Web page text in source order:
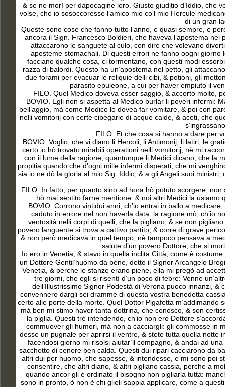
& se ne morì per dapocagine loro. Giusto giuditio d’Iddio, che
volse, che io sosoccoresse l’amico mio co’l mio Hercule
di un gran
Queste sono cose che fanno tutto l’anno, e quasi sempre, e
ancora il Sign. Francesco Boldieri, che haveva l’apostema
attaccarono le sanguete al culo, con dire che volevano
aposteme stomachali. Di questi errori ne fanno oogni
facciano qualche cosa, ci tormentano, con questi modi
razza di balordi. Questo ha un’apostema nel petto, gli
due forami per evacuar le reliquie delli cibi, & potioni, gli
parasito epuleone, a cui per haver empiuto il
FILO. Quel Medico doveva esser saggio, & accorto molto,
BOVIO. Egli non si aspetta al Medico burlar li poveri infermi:
bell’aggio, mà come Medico lo dovea far vomitare, & poi con
nelli vomitorij con certe cibegarie di acque calde, & aceti, che
FILO. Et che cosa si hanno a dare per
BOVIO. Voglio, che vi diano li Hercoli, li Antimonij , li latiri, le
certo io hò trovato mirabili operationi nelli vomitorij, nè mi
con il lume della ragione, quantunque li Medici dicano, che la
propitia quando che d’ogni mille infermi disperati, che mi
sia io ne dò la gloria al mio Sig. Iddio, & a gli Angeli suoi
FILO. In fatto, per quanto sino ad hora hò potuto scorgere,
hò mai sentito farne mentione: & noi altri Medici la
BOVIO. Corrono vintidui anni, ch’io entrai in ballo a
caduto in errore nel non haverla data: la ragione mò, ch’io
ventosità nelli corpi di quelli, che la pigliano, & se non
povero languente si trova a cattivo partito, & corre di grave
& non però medicava in quel tempo, nè tampoco pensava a
salute d’un povero Dottore, che si
Io ero in Venetia, & stavo in quella inclita Città, come è
un Dottore Gentil’huomo da bene, detto il Signor Arcangelo
Venetia, & perche le stanze erano piene, ella mi pregò ad
tre giorni, che egli si risentì d’un poco di febre: Venne
dell’Illustrissimo Signor Podestà di Verona puoco innanzi,
convennero dargli sei dramme di questa vostra benedetta
certo alle porte della morte. Quel Dottor Pigafetta
mà ben mi stimo haver tanta dottrina, che conosco, & son
la piglia. Questi trè intendendo, ch’io non ero Dottore
commuover gli humori, mà non a cacciargli: gli commosse in
desse un pugnale per aprirsi il ventre, & stete tutta quella notte
facendosi giorno mi risolsi aiutar’il compagno, & andai ad
sacchetto di cenere ben calda. Questi dui ripari cacciarono da
altri dui per huomo, che sapesse, & intendesse, e mi sono poi
consentire, che altri diano, & altri pigliano cassia, perche a
quando ancor gli è ordinato il bisogno non pigliarla tutta:
sono in pronto, ò non è chi glieli sappia applicare, come a